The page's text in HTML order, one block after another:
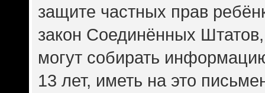
защите частных прав
закон Соединённых
могут собирать
13 лет, иметь на это